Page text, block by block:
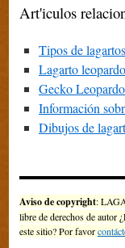
Art'iculos
Tipos de lagartos
Lagarto leopardo
Gecko Leopardo
Información
Dibujos de
Aviso de copyright:
libre de derechos de autor
este sitio? Por favor